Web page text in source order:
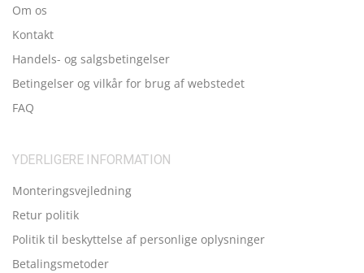
Om os
Kontakt
Handels- og salgsbetingelser
Betingelser og vilkår for brug af webstedet
FAQ
YDERLIGERE INFORMATION
Monteringsvejledning
Retur politik
Politik til beskyttelse af personlige oplysninger
Betalingsmetoder